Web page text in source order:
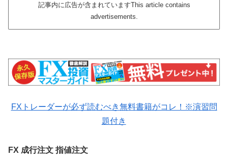
記事内に広告が含まれていますThis article contains
advertisements.
FXトレーダーが必ず読むべき無料書籍がコレ！※演習問
題付き
FX 成行注文 指値注文